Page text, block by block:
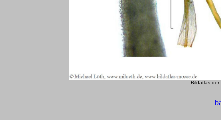
Bildatlas der